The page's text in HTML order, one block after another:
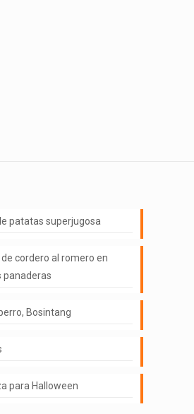
patatas superjugosa
cordero al romero en
panaderas
Bosintang
para Halloween